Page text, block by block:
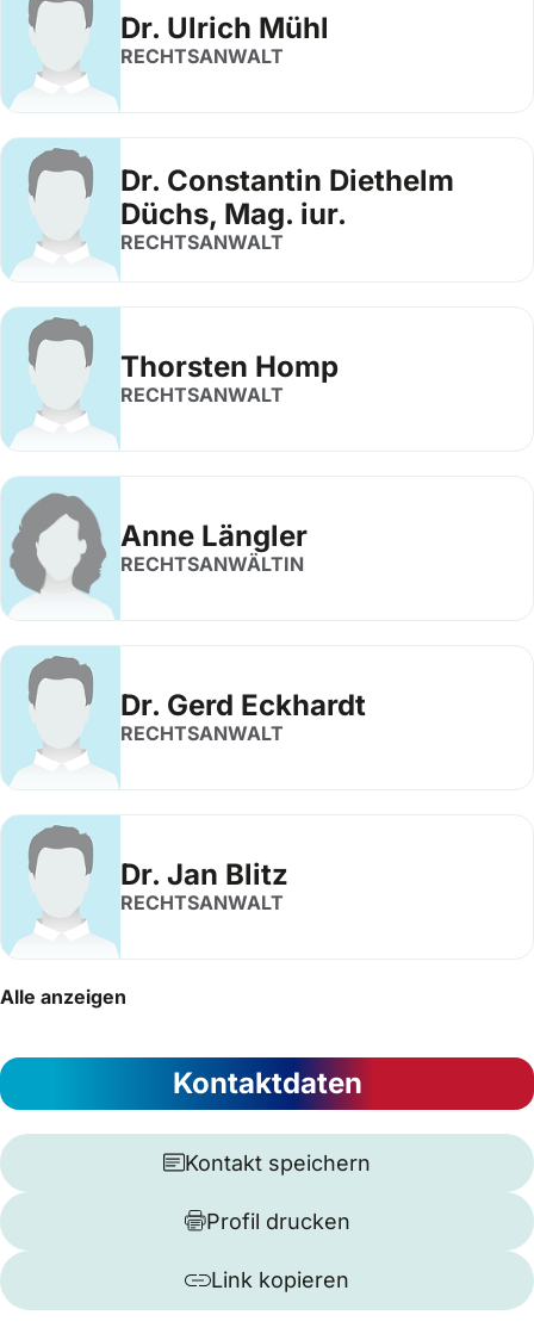
Dr. Ulrich Mühl
RECHTSANWALT
Dr. Constantin Diethelm
Düchs, Mag. iur.
RECHTSANWALT
Thorsten Homp
RECHTSANWALT
Anne Längler
RECHTSANWÄLTIN
Dr. Gerd Eckhardt
RECHTSANWALT
Dr. Jan Blitz
RECHTSANWALT
Alle anzeigen
Kontaktdaten
Kontakt speichern
Profil drucken
Link kopieren